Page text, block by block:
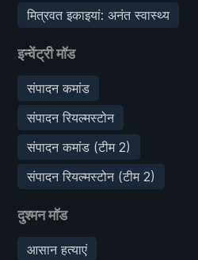
मित्रवत इकाइयां: अनंत स्वास्थ्य
इन्वेंट्री मॉड
संपादन कमांड
संपादन रियल्मस्टोन
संपादन कमांड (टीम 2)
संपादन रियल्मस्टोन (टीम 2)
दुश्मन मॉड
आसान हत्याएं